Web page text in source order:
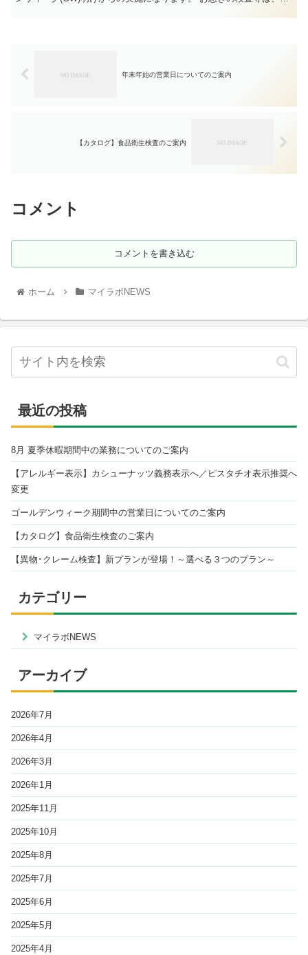
年末年始の営業日についてのご案内
【カタログ】食品衛生検査のご案内
コメント
コメントを書き込む
ホーム マイラボNEWS
最近の投稿
8月 夏季休暇期間中の業務についてのご案内
【アレルギー表示】カシューナッツ義務表示へ／ピスタチオ表示推奨へ
変更
ゴールデンウィーク期間中の営業日についてのご案内
【カタログ】食品衛生検査のご案内
【異物･クレーム検査】新プランが登場！～選べる３つのプラン～
カテゴリー
マイラボNEWS
アーカイブ
2026年7月
2026年4月
2026年3月
2026年1月
2025年11月
2025年10月
2025年8月
2025年7月
2025年6月
2025年5月
2025年4月